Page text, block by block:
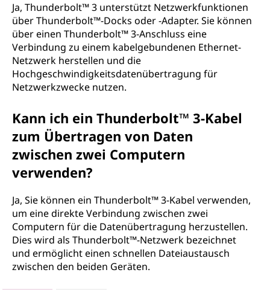
Ja, Thunderbolt™ 3 unterstützt Netzwerkfunktionen
über Thunderbolt™-Docks oder -Adapter. Sie können
über einen Thunderbolt™ 3-Anschluss eine
Verbindung zu einem kabelgebundenen Ethernet-
Netzwerk herstellen und die
Hochgeschwindigkeitsdatenübertragung für
Netzwerkzwecke nutzen.
Kann ich ein Thunderbolt™ 3-Kabel
zum Übertragen von Daten
zwischen zwei Computern
verwenden?
Ja, Sie können ein Thunderbolt™ 3-Kabel verwenden,
um eine direkte Verbindung zwischen zwei
Computern für die Datenübertragung herzustellen.
Dies wird als Thunderbolt™-Netzwerk bezeichnet
und ermöglicht einen schnellen Dateiaustausch
zwischen den beiden Geräten.